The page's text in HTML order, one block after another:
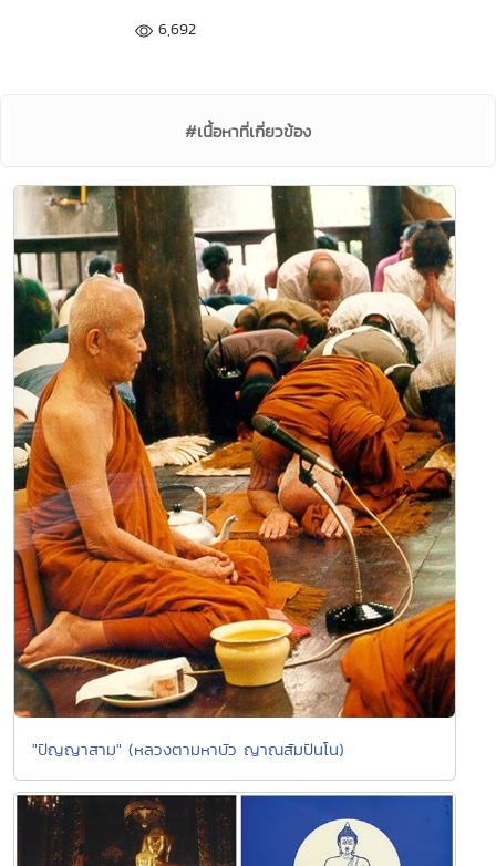
6,692
#เนื้อหาที่เกี่ยวข้อง
"ปัญญาสาม" (หลวงตามหาบัว ญาณสัมปันโน)